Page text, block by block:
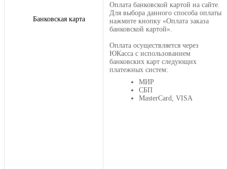
Банковская карта
Оплата банковской картой на сайте.
Для выбора данного способа оплаты
нажмите кнопку «Оплата заказа
банковской картой».
Оплата осуществляется через
ЮКасса с использованием
банковских карт следующих
платежных систем:
МИР
СБП
MasterCard, VISA